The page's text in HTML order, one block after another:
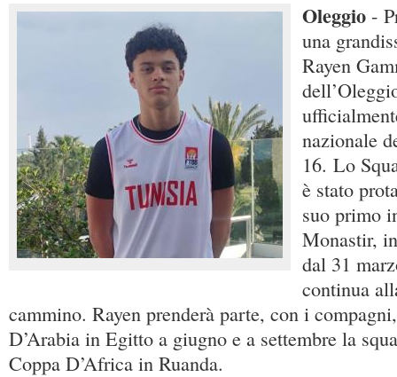
Oleggio -
una
Rayen
nazionale
16. Lo
è stato
suo primo
Monastir,
dal 31
continua
cammino. Rayen prenderà parte, con i
D’Arabia in Egitto a giugno e a settembre la
Coppa D’Africa in Ruanda.